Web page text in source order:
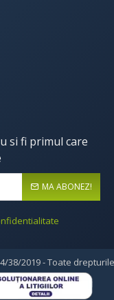
si fi primul care
MA ABONEZ!
38/2019 - Toate